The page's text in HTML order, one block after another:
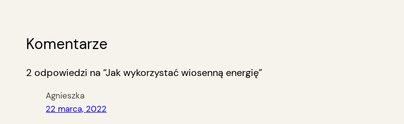
Komentarze
2 odpowiedzi na “Jak wykorzystać wiosenną energię”
Agnieszka
22 marca, 2022